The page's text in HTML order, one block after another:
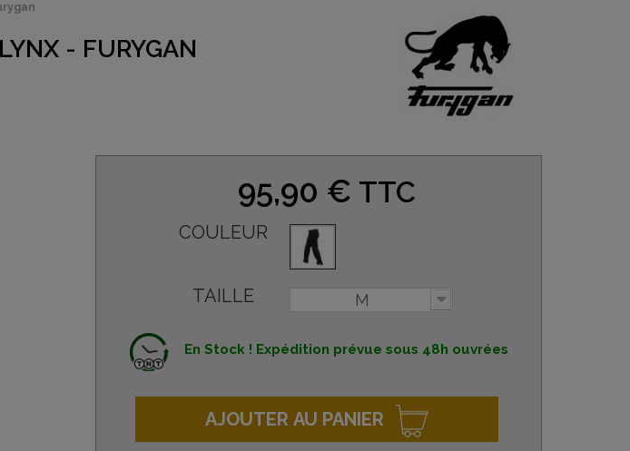
- FURYGAN
95,90 € TTC
COULEUR
TAILLE M
En Stock ! Expédition prévue sous 48h ouvrées
AJOUTER AU PANIER